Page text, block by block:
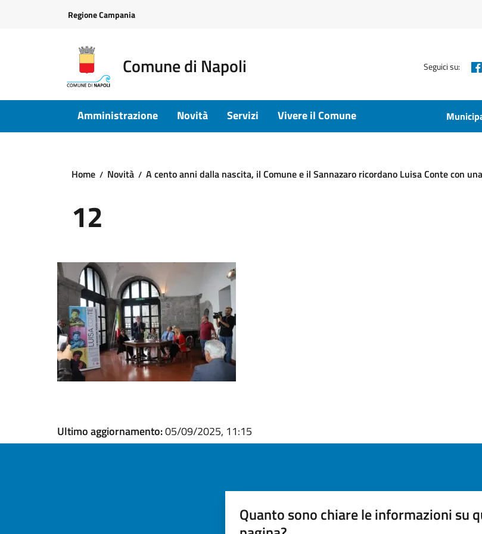
Regione Campania
Comune di Napoli Seguici su:
Amministrazione Novità Servizi Vivere il Comune
Home Novità A cento anni dalla nascita, il Comune e il Sannazaro ricordano Luisa Conte con
12
Ultimo aggiornamento:05/09/2025, 11:15
Quanto sono chiare le informazioni su